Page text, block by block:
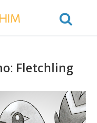
Fletchling